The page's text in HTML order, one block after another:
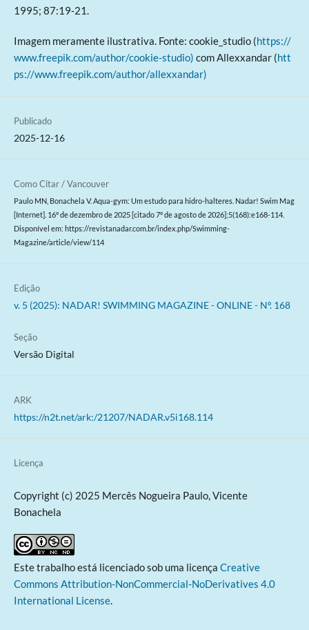
1995; 87:19-21.
Imagem meramente ilustrativa. Fonte: cookie_studio (https://
www.freepik.com/author/cookie-studio) com Allexxandar (htt
ps://www.freepik.com/author/allexxandar)
Publicado
2025-12-16
Como Citar / Vancouver
Paulo MN, Bonachela V. Aqua-gym: Um estudo para hidro-halteres. Nadar! Swim Mag
[Internet]. 16º de dezembro de 2025 [citado 7º de agosto de 2026];5(168):e168-114.
Disponível em: https://revistanadar.com.br/index.php/Swimming-
Magazine/article/view/114
Edição
v. 5 (2025): NADAR! SWIMMING MAGAZINE - ONLINE - Nº. 168
Seção
Versão Digital
ARK
https://n2t.net/ark:/21207/NADAR.v5i168.114
Licença
Copyright (c) 2025 Mercês Nogueira Paulo, Vicente
Bonachela
Este trabalho está licenciado sob uma licença Creative
Commons Attribution-NonCommercial-NoDerivatives 4.0
International License.